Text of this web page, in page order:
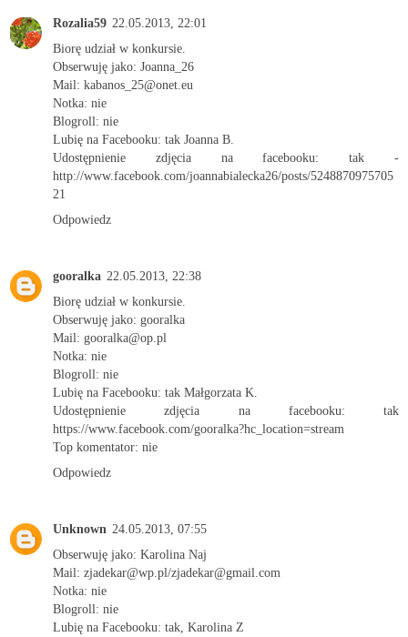
Rozalia59 22.05.2013, 22:01
Biorę udział w konkursie.
Obserwuję jako: Joanna_26
Mail: kabanos_25@onet.eu
Notka: nie
Blogroll: nie
Lubię na Facebooku: tak Joanna B.
Udostępnienie zdjęcia na facebooku: tak -
http://www.facebook.com/joannabialecka26/posts/5248870975705
21
Odpowiedz
gooralka 22.05.2013, 22:38
Biorę udział w konkursie.
Obserwuję jako: gooralka
Mail: gooralka@op.pl
Notka: nie
Blogroll: nie
Lubię na Facebooku: tak Małgorzata K.
Udostępnienie zdjęcia na facebooku: tak
https://www.facebook.com/gooralka?hc_location=stream
Top komentator: nie
Odpowiedz
Unknown 24.05.2013, 07:55
Obserwuję jako: Karolina Naj
Mail: zjadekar@wp.pl/zjadekar@gmail.com
Notka: nie
Blogroll: nie
Lubię na Facebooku: tak, Karolina Z